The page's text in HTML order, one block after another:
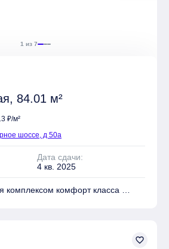
1 из 7
84.01 м²
₽/м²
шоссе, д 50а
Дата сдачи:
4 кв. 2025
комплексом комфорт класса
favorite_border